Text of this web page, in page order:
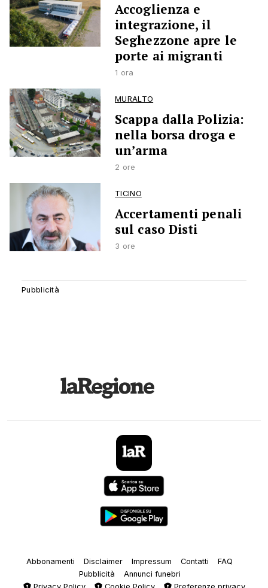
Accoglienza e
integrazione, il
Seghezzone apre le
porte ai migranti
1 ora
MURALTO
Scappa dalla Polizia:
nella borsa droga e
un’arma
2 ore
TICINO
Accertamenti penali
sul caso Disti
3 ore
Abbonamenti Disclaimer Impressum Contatti
FAQ
Pubblicità
Annunci funebri